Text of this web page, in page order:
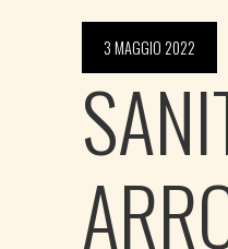
3 MAGGIO 2022